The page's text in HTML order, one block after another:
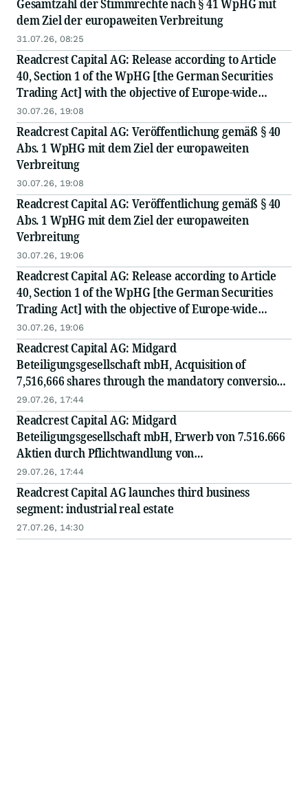
Gesamtzahl der Stimmrechte nach § 41 WpHG mit
dem Ziel der europaweiten Verbreitung
31.07.26, 08:25
Readcrest Capital AG: Release according to Article
40, Section 1 of the WpHG [the German Securities
Trading Act] with the objective of Europe-wide
distribution
30.07.26, 19:08
Readcrest Capital AG: Veröffentlichung gemäß § 40
Abs. 1 WpHG mit dem Ziel der europaweiten
Verbreitung
30.07.26, 19:08
Readcrest Capital AG: Veröffentlichung gemäß § 40
Abs. 1 WpHG mit dem Ziel der europaweiten
Verbreitung
30.07.26, 19:06
Readcrest Capital AG: Release according to Article
40, Section 1 of the WpHG [the German Securities
Trading Act] with the objective of Europe-wide
distribution
30.07.26, 19:06
Readcrest Capital AG: Midgard
Beteiligungsgesellschaft mbH, Acquisition of
7,516,666 shares through the mandatory conversion
of convertible bonds at a conversion price of EUR
1.20
29.07.26, 17:44
Readcrest Capital AG: Midgard
Beteiligungsgesellschaft mbH, Erwerb von 7.516.666
Aktien durch Pflichtwandlung von
Wandelschuldverschreibungen zum Wandlungspreis
von EUR 1,20
29.07.26, 17:44
Readcrest Capital AG launches third business
segment: industrial real estate
27.07.26, 14:30